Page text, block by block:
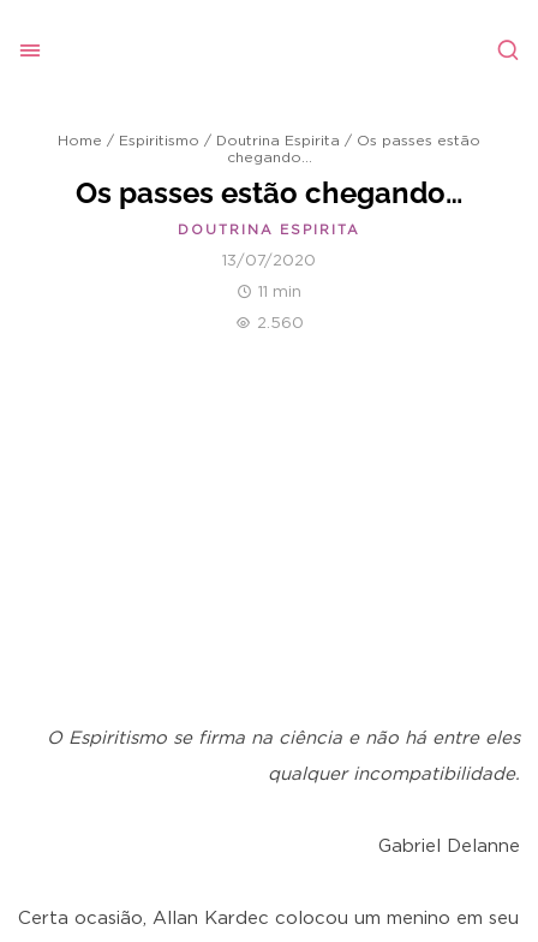
Home / Espiritismo / Doutrina Espirita / Os passes estão
chegando…
Os passes estão chegando…
DOUTRINA ESPIRITA
13/07/2020
11 min
2.560
O Espiritismo se firma na ciência e não há entre eles
qualquer incompatibilidade.
Gabriel Delanne
Certa ocasião, Allan Kardec colocou um menino em seu